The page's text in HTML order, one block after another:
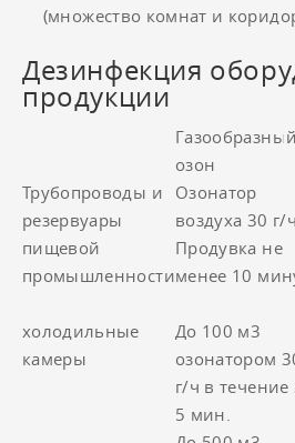
(множество комнат и
Дезинфекция
продукции
Газообразный
озон
Трубопроводы и
резервуары
пищевой
промышленности
Озонатор
воздуха 30 г/ч.
Продувка не
менее 10
холодильные
камеры
До 100 м3
озонатором
г/ч в течение
5 мин.